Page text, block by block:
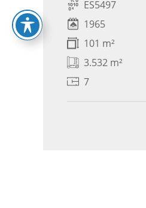
ES5497
1965
101 m²
3.532 m²
7